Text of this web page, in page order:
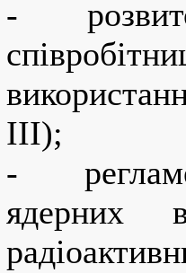
-
III);
-
ядерних